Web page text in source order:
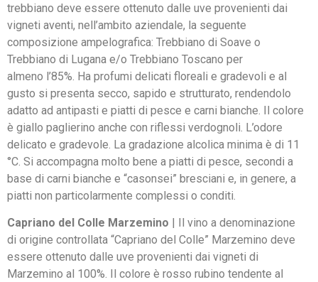
trebbiano deve essere ottenuto dalle uve provenienti dai
vigneti aventi, nell’ambito aziendale, la seguente
composizione ampelografica: Trebbiano di Soave o
Trebbiano di Lugana e/o Trebbiano Toscano per
almeno l’85%. Ha profumi delicati floreali e gradevoli e al
gusto si presenta secco, sapido e strutturato, rendendolo
adatto ad antipasti e piatti di pesce e carni bianche. Il colore
è giallo paglierino anche con riflessi verdognoli. L’odore
delicato e gradevole. La gradazione alcolica minima è di 11
°C. Si accompagna molto bene a piatti di pesce, secondi a
base di carni bianche e “casonsei” bresciani e, in genere, a
piatti non particolarmente complessi o conditi.
Capriano del Colle Marzemino | Il vino a denominazione
di origine controllata “Capriano del Colle” Marzemino deve
essere ottenuto dalle uve provenienti dai vigneti di
Marzemino al 100%. Il colore è rosso rubino tendente al